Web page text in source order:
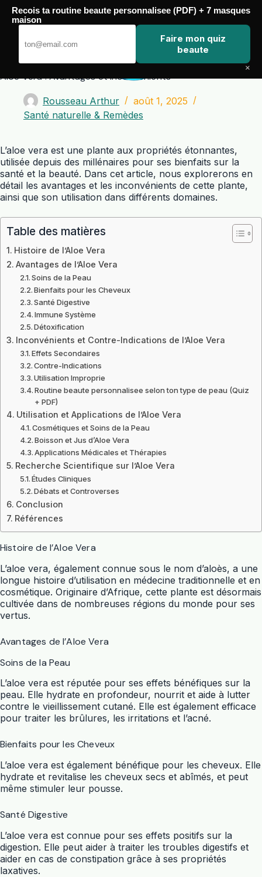
Passer
contenu
Aloe Vera : Avantages et Inconvénients
Rousseau Arthur
août 1, 2025
Santé naturelle & Remèdes
L’aloe vera est une plante aux propriétés étonnantes,
utilisée depuis des millénaires pour ses bienfaits sur la
santé et la beauté. Dans cet article, nous explorerons en
détail les avantages et les inconvénients de cette plante,
ainsi que son utilisation dans différents domaines.
Table des matières
Histoire de l’Aloe Vera
Avantages de l’Aloe Vera
Soins de la Peau
Bienfaits pour les Cheveux
Santé Digestive
Immune Système
Détoxification
Inconvénients et Contre-Indications de l’Aloe Vera
Effets Secondaires
Contre-Indications
Utilisation Improprie
Routine beaute personnalisee selon ton type de peau (Quiz
+ PDF)
Utilisation et Applications de l’Aloe Vera
Cosmétiques et Soins de la Peau
Boisson et Jus d’Aloe Vera
Applications Médicales et Thérapies
Recherche Scientifique sur l’Aloe Vera
Études Cliniques
Débats et Controverses
Conclusion
Références
Histoire de l’Aloe Vera
L’aloe vera, également connue sous le nom d’aloès, a une
longue histoire d’utilisation en médecine traditionnelle et en
cosmétique. Originaire d’Afrique, cette plante est désormais
cultivée dans de nombreuses régions du monde pour ses
vertus.
Avantages de l’Aloe Vera
Soins de la Peau
L’aloe vera est réputée pour ses effets bénéfiques sur la
peau. Elle hydrate en profondeur, nourrit et aide à lutter
contre le vieillissement cutané. Elle est également efficace
pour traiter les brûlures, les irritations et l’acné.
Bienfaits pour les Cheveux
L’aloe vera est également bénéfique pour les cheveux. Elle
hydrate et revitalise les cheveux secs et abîmés, et peut
même stimuler leur pousse.
Santé Digestive
L’aloe vera est connue pour ses effets positifs sur la
digestion. Elle peut aider à traiter les troubles digestifs et
aider en cas de constipation grâce à ses propriétés
laxatives.
Recois ta routine beaute personnalisee (PDF) + 7 masques
maison
Faire mon quiz
beaute
×